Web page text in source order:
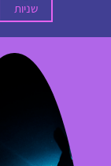
שניות